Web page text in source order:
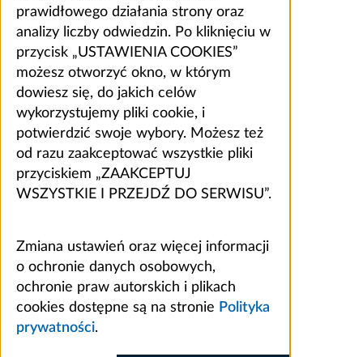
prawidłowego działania strony oraz
analizy liczby odwiedzin. Po kliknięciu w
przycisk „USTAWIENIA COOKIES”
możesz otworzyć okno, w którym
dowiesz się, do jakich celów
wykorzystujemy pliki cookie, i
potwierdzić swoje wybory. Możesz też
od razu zaakceptować wszystkie pliki
przyciskiem „ZAAKCEPTUJ
WSZYSTKIE I PRZEJDŹ DO SERWISU”.
Zmiana ustawień oraz więcej informacji
o ochronie danych osobowych,
ochronie praw autorskich i plikach
cookies dostępne są na stronie Polityka
prywatności.